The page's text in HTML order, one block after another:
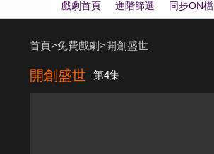
戲劇首頁 進階篩選 同步ON檔
首頁>免費戲劇>開創盛世
開創盛世 第4集